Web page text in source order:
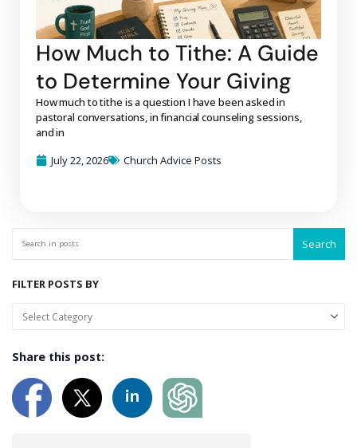
How Much to Tithe: A Guide
to Determine Your Giving
How much to tithe is a question I have been asked in
pastoral conversations, in financial counseling sessions,
and in
July 22, 2026
Church Advice Posts
Search
FILTER POSTS BY
Share this post: